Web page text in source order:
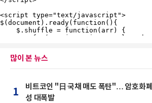
많이 본 뉴스
1
비트코인 "日 국채 매도 폭탄"… 암호화
성 대폭발